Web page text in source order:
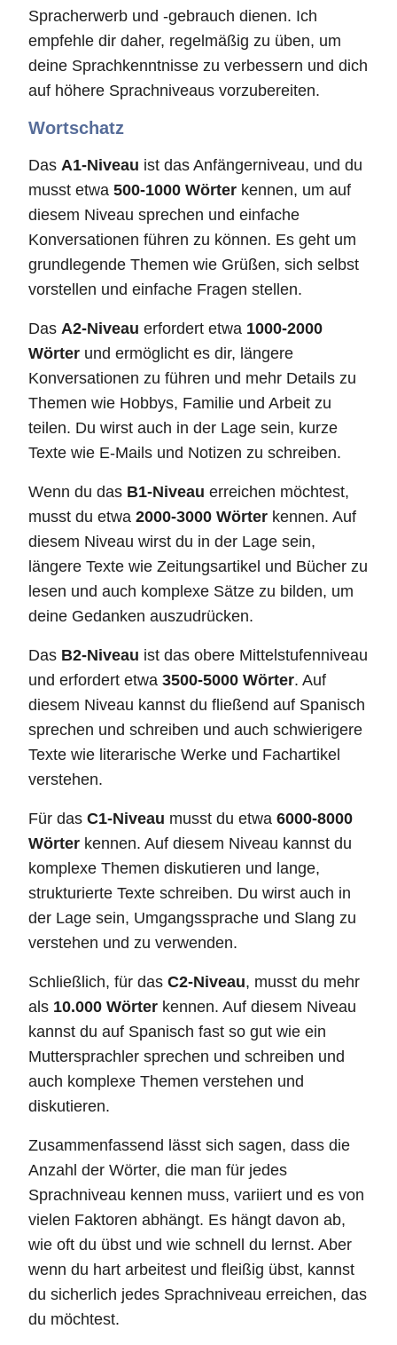
Spracherwerb und -gebrauch dienen. Ich
empfehle dir daher, regelmäßig zu üben, um
deine Sprachkenntnisse zu verbessern und dich
auf höhere Sprachniveaus vorzubereiten.
Wortschatz
Das A1-Niveau ist das Anfängerniveau, und du
musst etwa 500-1000 Wörter kennen, um auf
diesem Niveau sprechen und einfache
Konversationen führen zu können. Es geht um
grundlegende Themen wie Grüßen, sich selbst
vorstellen und einfache Fragen stellen.
Das A2-Niveau erfordert etwa 1000-2000
Wörter und ermöglicht es dir, längere
Konversationen zu führen und mehr Details zu
Themen wie Hobbys, Familie und Arbeit zu
teilen. Du wirst auch in der Lage sein, kurze
Texte wie E-Mails und Notizen zu schreiben.
Wenn du das B1-Niveau erreichen möchtest,
musst du etwa 2000-3000 Wörter kennen. Auf
diesem Niveau wirst du in der Lage sein,
längere Texte wie Zeitungsartikel und Bücher zu
lesen und auch komplexe Sätze zu bilden, um
deine Gedanken auszudrücken.
Das B2-Niveau ist das obere Mittelstufenniveau
und erfordert etwa 3500-5000 Wörter. Auf
diesem Niveau kannst du fließend auf Spanisch
sprechen und schreiben und auch schwierigere
Texte wie literarische Werke und Fachartikel
verstehen.
Für das C1-Niveau musst du etwa 6000-8000
Wörter kennen. Auf diesem Niveau kannst du
komplexe Themen diskutieren und lange,
strukturierte Texte schreiben. Du wirst auch in
der Lage sein, Umgangssprache und Slang zu
verstehen und zu verwenden.
Schließlich, für das C2-Niveau, musst du mehr
als 10.000 Wörter kennen. Auf diesem Niveau
kannst du auf Spanisch fast so gut wie ein
Muttersprachler sprechen und schreiben und
auch komplexe Themen verstehen und
diskutieren.
Zusammenfassend lässt sich sagen, dass die
Anzahl der Wörter, die man für jedes
Sprachniveau kennen muss, variiert und es von
vielen Faktoren abhängt. Es hängt davon ab,
wie oft du übst und wie schnell du lernst. Aber
wenn du hart arbeitest und fleißig übst, kannst
du sicherlich jedes Sprachniveau erreichen, das
du möchtest.